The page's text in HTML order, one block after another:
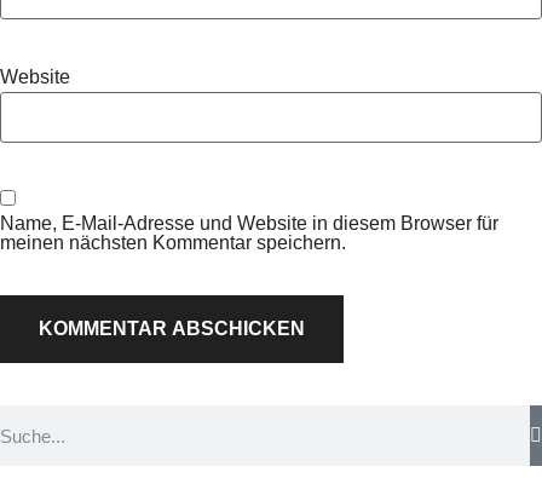
Website
Name, E-Mail-Adresse und Website in diesem Browser für
meinen nächsten Kommentar speichern.